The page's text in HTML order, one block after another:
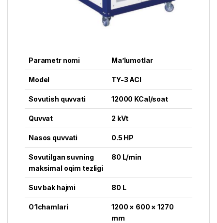
Parametr nomi Ma’lumotlar
Model TY-3 ACI
Sovutish quvvati 12000 KCal/soat
Quvvat 2 kVt
Nasos quvvati 0.5 HP
Sovutilgan suvning
maksimal oqim tezligi
80 L/min
Suv bak hajmi 80 L
O‘lchamlari
1200 × 600 × 1270
mm